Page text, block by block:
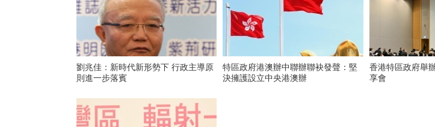
劉兆佳：新時代新形勢下 行政主導原
則進一步落賓
特區政府港澳辦中聯辦聯袂發聲：堅
決擁護設立中央港澳辦
香港特區政府舉
享會